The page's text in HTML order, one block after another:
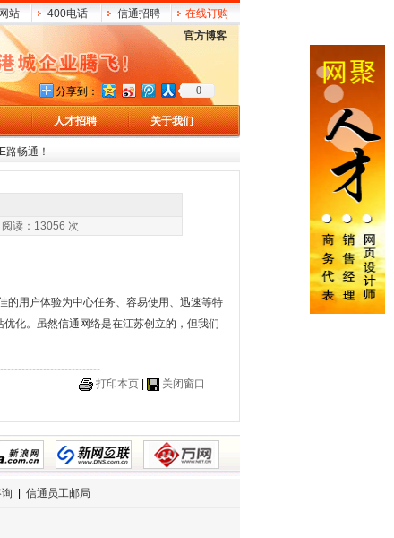
站 400电话 信通招聘
在线订购
官方博客
分享到： 0
人才招聘 关于我们
畅通！
13056 次
的用户体验为中心任务、容易使用、迅速等特
优化。虽然信通网络是在江苏创立的，但我们
打印本页|
关闭窗口
信通员工邮局